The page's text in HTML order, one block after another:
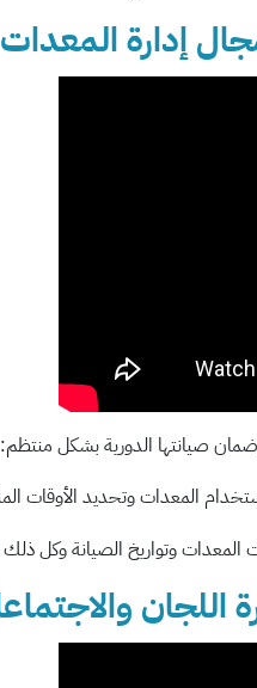
صيانتها الدورية بشكل منتظم: